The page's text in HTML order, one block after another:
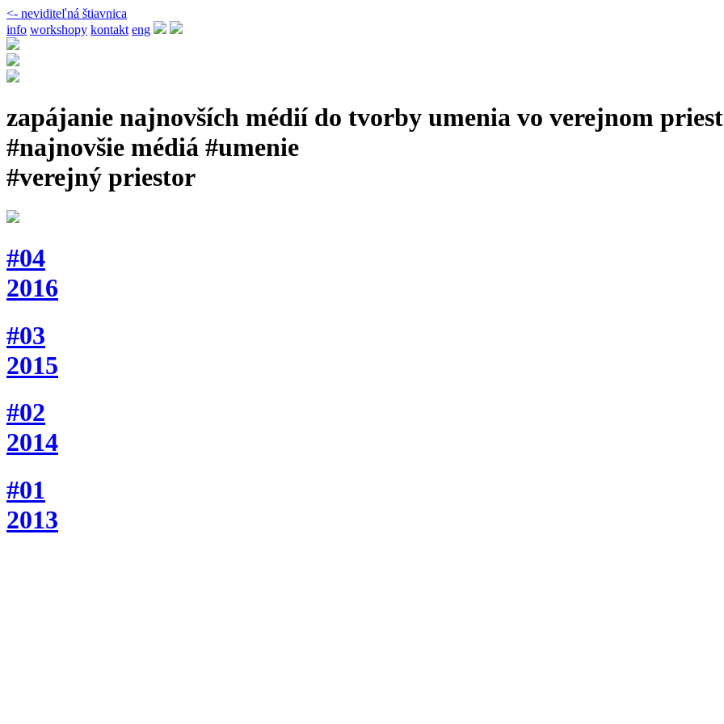
<- neviditeľná štiavnica
info workshopy kontakt eng
zapájanie najnovších médií do tvorby umenia vo verejnom
#najnovšie médiá #umenie
#verejný priestor
#04
2016
#03
2015
#02
2014
#01
2013